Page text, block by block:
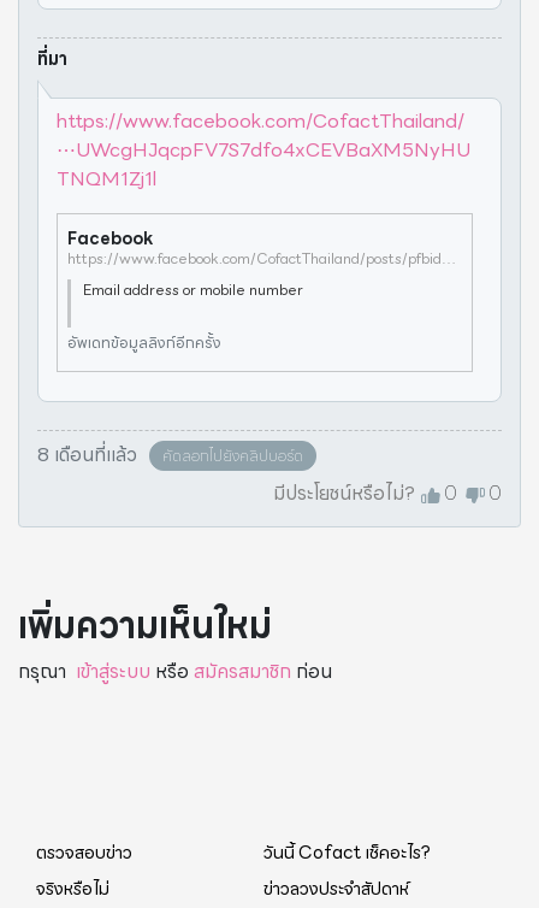
ที่มา
https://www.facebook.com/CofactThailand/
⋯UWcgHJqcpFV7S7dfo4xCEVBaXM5NyHU
TNQM1Zj1l
Facebook
https://www.facebook.com/CofactThailand/posts/pfbid02EcqZtYZWD4J431TqRw6kcPhatUWcgHJqcpFV7S7dfo4xCEVBaXM5NyHUTNQM1Zj1l
Email address or mobile number
อัพเดทข้อมูลลิงก์อีกครั้ง
8 เดือนที่แล้ว คัดลอกไปยังคลิปบอร์ด
มีประโยชน์หรือไม่? 0 0
เพิ่มความเห็นใหม่
กรุณา เข้าสู่ระบบ หรือ สมัครสมาชิก ก่อน
ตรวจสอบข่าว
วันนี้ Cofact เช็คอะไร?
จริงหรือไม่
ข่าวลวงประจำสัปดาห์